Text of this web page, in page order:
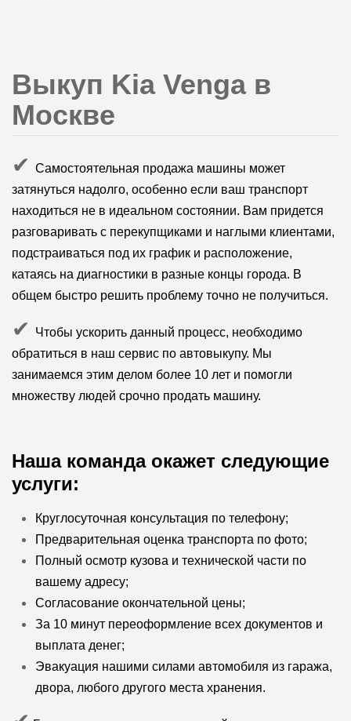
Выкуп Kia Venga в
Москве
✔ Самостоятельная продажа машины может
затянуться надолго, особенно если ваш транспорт
находиться не в идеальном состоянии. Вам придется
разговаривать с перекупщиками и наглыми клиентами,
подстраиваться под их график и расположение,
катаясь на диагностики в разные концы города. В
общем быстро решить проблему точно не получиться.
✔
Чтобы ускорить данный процесс, необходимо
обратиться в наш сервис по автовыкупу. Мы
занимаемся этим делом более 10 лет и помогли
множеству людей срочно продать машину.
Наша команда окажет следующие
услуги:
Круглосуточная консультация по телефону;
Предварительная оценка транспорта по фото;
Полный осмотр кузова и технической части по
вашему адресу;
Согласование окончательной цены;
За 10 минут переоформление всех документов и
выплата денег;
Эвакуация нашими силами автомобиля из гаража,
двора, любого другого места хранения.